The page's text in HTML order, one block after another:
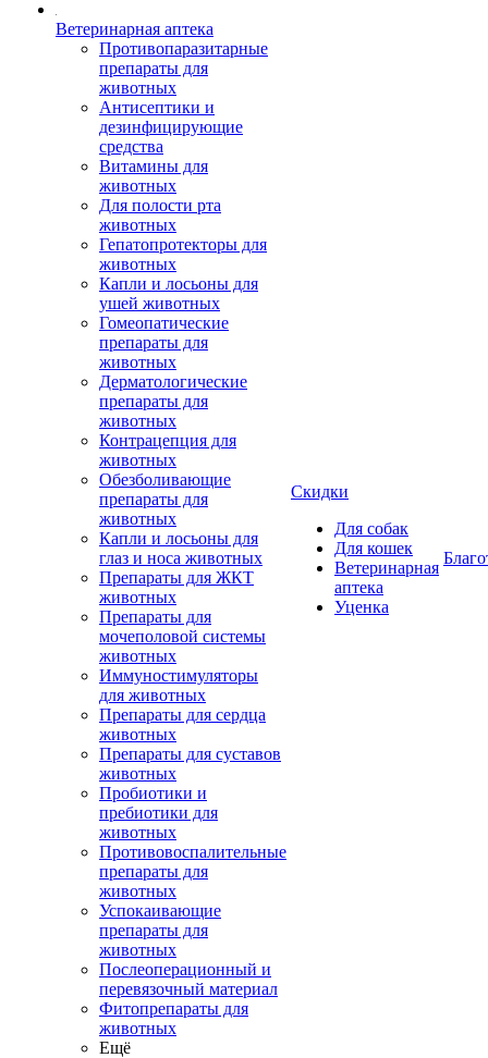
Ветеринарная аптека
Противопаразитарные
препараты для
животных
Антисептики и
дезинфицирующие
средства
Витамины для
животных
Для полости рта
животных
Гепатопротекторы для
животных
Капли и лосьоны для
ушей животных
Гомеопатические
препараты для
животных
Дерматологические
препараты для
животных
Контрацепция для
животных
Обезболивающие
препараты для
животных
Капли и лосьоны для
глаз и носа животных
Препараты для ЖКТ
животных
Препараты для
мочеполовой системы
животных
Иммуностимуляторы
для животных
Препараты для сердца
животных
Препараты для суставов
животных
Пробиотики и
пребиотики для
животных
Противовоспалительные
препараты для
животных
Успокаивающие
препараты для
животных
Послеоперационный и
перевязочный материал
Фитопрепараты для
животных
Ещё
Скидки
Для собак
Для кошек
Ветеринарная
аптека
Уценка